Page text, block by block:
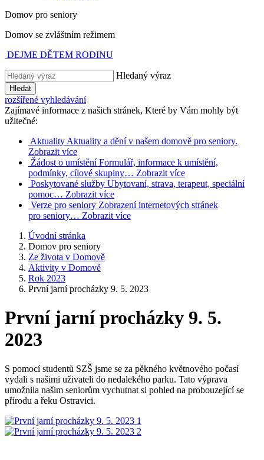
Domov pro seniory
Domov se zvláštním režimem
DEJME DĚTEM RODINU
Hledaný výraz
Hledat
rozšířené vyhledávání
Zajímavé informace z našich stránek, Které by Vám mohly být
užitečné:
Aktuality Aktuality a dění v našem domově pro seniory.
Zobrazit více
Žádost o umístění Formulář, informace k umístění,
podmínky, cílové skupiny… Zobrazit více
Poskytované služby Ubytovaní, strava, terapeut, speciální
pomoc… Zobrazit více
Verze pro seniory Zobrazení internetových stránek
pro seniory… Zobrazit více
Úvodní stránka
Domov pro seniory
Ze života v Domově
Aktivity v Domově
Rok 2023
První jarní procházky 9. 5. 2023
První jarní procházky 9. 5.
2023
S pomocí studentů SZŠ jsme se za pěkného květnového počasí
vydali s našimi uživateli do nedalekého parku. Tato výprava
umožnila našim seniorům vychutnat si pohled na probouzející se
přírodu a řeku Ostravici.